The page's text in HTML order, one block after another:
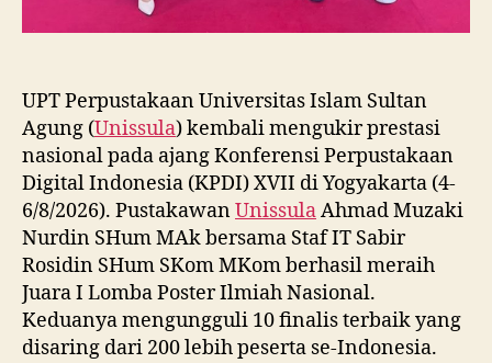
UPT Perpustakaan Universitas Islam Sultan
Agung (Unissula) kembali mengukir prestasi
nasional pada ajang Konferensi Perpustakaan
Digital Indonesia (KPDI) XVII di Yogyakarta (4-
6/8/2026). PustakawanUnissulaAhmad Muzaki
Nurdin SHum MAk bersama Staf IT Sabir
Rosidin SHum SKom MKom berhasil meraih
Juara I Lomba Poster Ilmiah Nasional.
Keduanya mengungguli 10 finalis terbaik yang
disaring dari 200 lebih peserta se-Indonesia.